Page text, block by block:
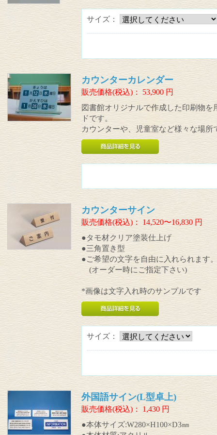
サイズ：
カウンターカレンダー
販売価格(税込)： 53,900円
図書館オリジナルで作成した印刷物
ドです。
カウンターや、児童室など様々な場所
カウンターサイン
販売価格(税込)： 14,520〜16,830円
●タモ材クリア塗装仕上げ
●三角置き型
●ご希望の文字を自由に入れられます
(オーダー時にご指定下さい)
*画像は文字入れ時のサンプルです
サイズ：
外国語サイン(L型卓上)
販売価格(税込)： 1,430円
●本体サイズ:W280×H100×D3㎜